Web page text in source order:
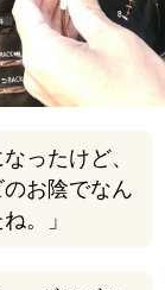
ラルな部屋
ったけど、
お陰でなん
。」